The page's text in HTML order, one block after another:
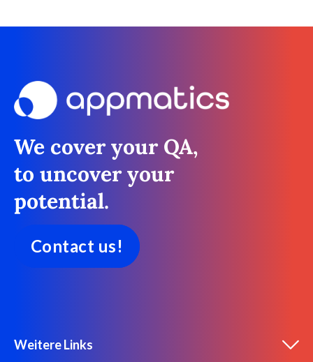
We cover your QA,
to uncover your
potential.
Contact us!
Weitere Links